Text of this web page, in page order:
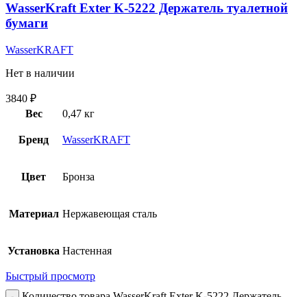
WasserKraft Exter K-5222 Держатель туалетной
бумаги
WasserKRAFT
Нет в наличии
3840 ₽
Вес
0,47 кг
Бренд WasserKRAFT
Цвет Бронза
Материал Нержавеющая сталь
Установка Настенная
Быстрый просмотр